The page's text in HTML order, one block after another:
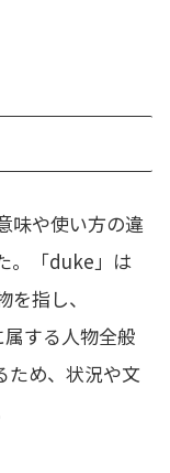
味や使い方の違
。「duke」は
指し、
する人物全般
ため、状況や文